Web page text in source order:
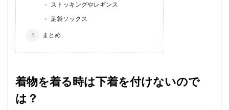
ストッキングやレギンス
足袋ソックス
5 まとめ
着物を着る時は下着を付けないので
は？